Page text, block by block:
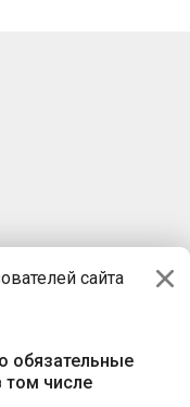
сайта
обязательные
том числе
пр-т Независимости